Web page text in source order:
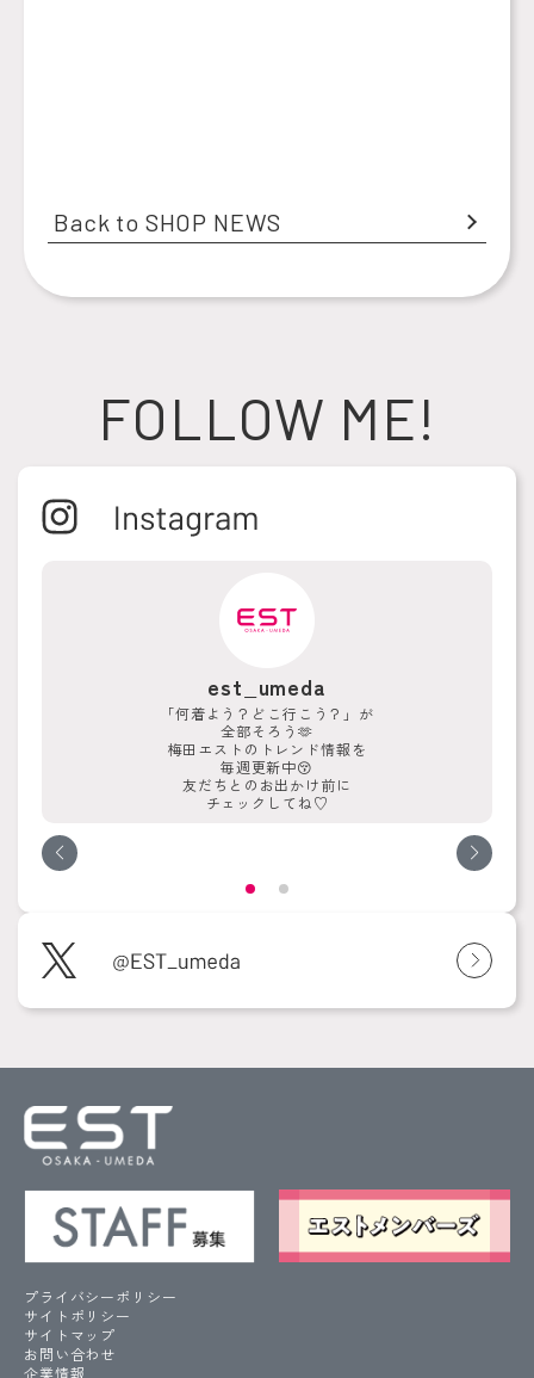
Back to SHOP NEWS
FOLLOW ME!
est_umeda
「何着よう？どこ行こう？」が
全部そろう🫶
梅田エストのトレンド情報を
毎週更新中😚
友だちとのお出かけ前に
チェックしてね♡
プライバシーポリシー
サイトポリシー
サイトマップ
お問い合わせ
企業情報